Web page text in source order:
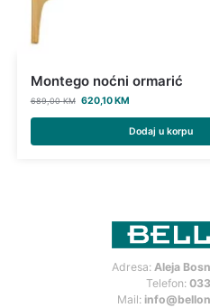
Montego noćni ormarić
689,00KM 620,10KM
Dodaj u korpu
Adresa: Aleja
Telefon:
Mail: